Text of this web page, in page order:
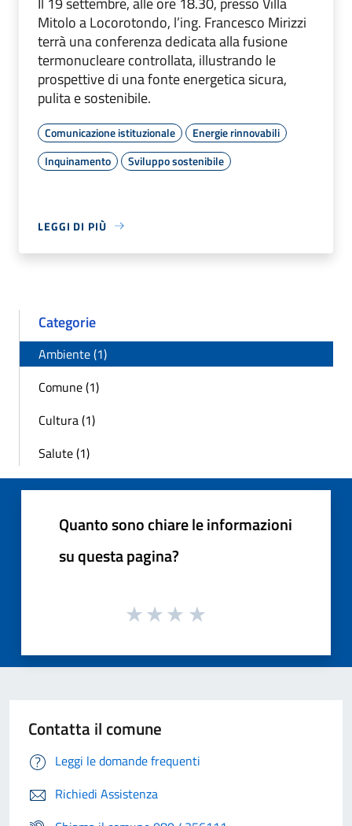
Mitolo a Locorotondo, l’ing. Francesco Mirizzi
terrà una conferenza dedicata alla fusione
termonucleare controllata, illustrando le
prospettive di una fonte energetica sicura,
pulita e sostenibile.
Comunicazione istituzionale
Energie rinnovabili
Inquinamento
Sviluppo sostenibile
LEGGI DI PIÙ
Categorie
Ambiente (1)
Comune (1)
Cultura (1)
Salute (1)
Quanto sono chiare le informazioni
su questa pagina?
Contatta il comune
Leggi le domande frequenti
Richiedi Assistenza